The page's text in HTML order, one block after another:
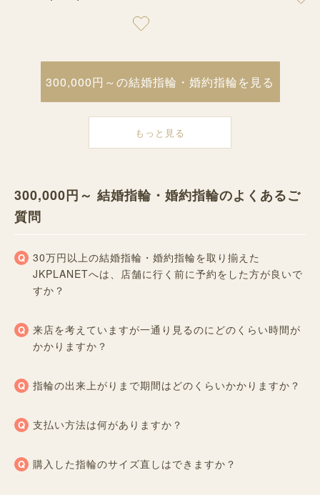
300,000円～の結婚指輪・婚約指輪を見る
もっと見る
300,000円～ 結婚指輪・婚約指輪のよくあるご
質問
30万円以上の結婚指輪・婚約指輪を取り揃えた
JKPLANETへは、店舗に行く前に予約をした方が良いで
すか？
来店を考えていますが一通り見るのにどのくらい時間が
かかりますか？
指輪の出来上がりまで期間はどのくらいかかりますか？
支払い方法は何がありますか？
購入した指輪のサイズ直しはできますか？